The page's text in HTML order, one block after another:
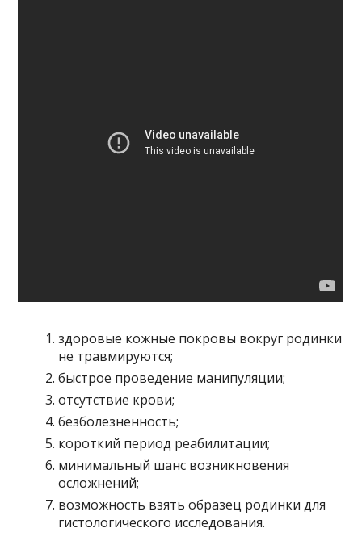
здоровые кожные покровы вокруг родинки
не травмируются;
быстрое проведение манипуляции;
отсутствие крови;
безболезненность;
короткий период реабилитации;
минимальный шанс возникновения
осложнений;
возможность взять образец родинки для
гистологического исследования.